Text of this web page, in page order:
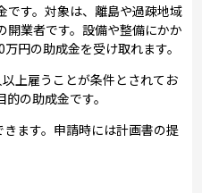
です。対象は、離島や過疎地域
開業者です。設備や整備にかか
円の助成金を受け取れます。
上雇うことが条件とされてお
の助成金です。
ます。申請時には計画書の提